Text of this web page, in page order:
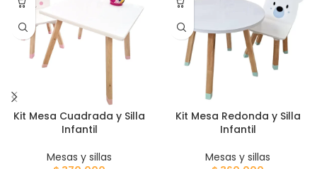
Kit Mesa Cuadrada y Silla
Infantil
Mesas y sillas
Kit Mesa Redonda y Silla
Infantil
Mesas y sillas